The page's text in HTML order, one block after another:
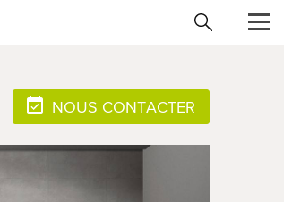
NOUS CONTACTER